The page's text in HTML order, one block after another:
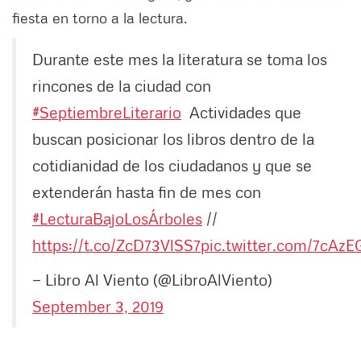
fiesta en torno a la lectura.
Durante este mes la literatura se toma los
rincones de la ciudad con
#SeptiembreLiterario Actividades que
buscan posicionar los libros dentro de la
cotidianidad de los ciudadanos y que se
extenderán hasta fin de mes con
#LecturaBajoLosÁrboles //
https://t.co/ZcD73VlSS7pic.twitter.com/
— Libro Al Viento (@LibroAlViento)
September 3, 2019